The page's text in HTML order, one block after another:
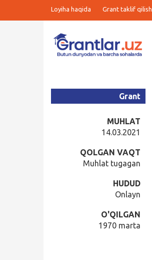
Loyiha haqida Grant taklif qilish
Grant
MUHLAT
14.03.2021
QOLGAN VAQT
Muhlat tugagan
HUDUD
Onlayn
O'QILGAN
1970 marta